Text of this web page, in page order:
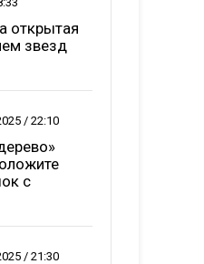
открытая
звезд
/ 22:10
с
/ 21:30